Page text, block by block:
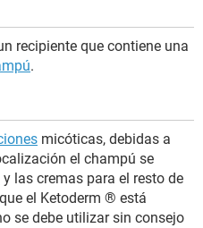
recipiente que contiene una
.
micóticas, debidas a
el champú se
y las cremas para el resto de
el Ketoderm ® está
se debe utilizar sin consejo